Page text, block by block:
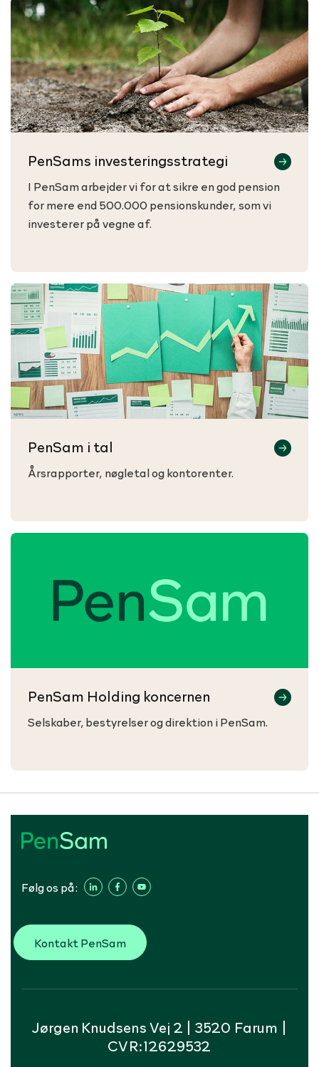
PenSams investeringsstrategi
I PenSam arbejder vi for at sikre en god pension
for mere end 500.000 pensionskunder, som vi
investerer på vegne af.
PenSam i tal
Årsrapporter, nøgletal og kontorenter.
PenSam Holding koncernen
Selskaber, bestyrelser og direktion i PenSam.
Følg os på:
Kontakt PenSam
Jørgen Knudsens Vej 2 | 3520 Farum |
CVR:12629532